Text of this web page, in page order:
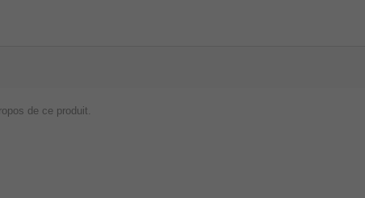
de ce produit.